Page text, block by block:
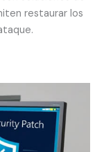
restaurar los